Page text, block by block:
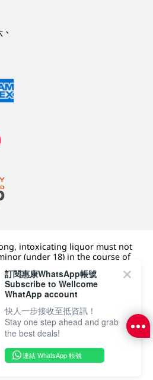
intoxicating liquor must not
(under 18) in the course of
程中，向未成年人 (18 歲以下人士)
零售集團
The Dairy Farm Company
訂閱惠康WhatsApp帳號
Subscribe to Wellcome
WhatApp account
快人一步接收至抵資訊！
Stay one step ahead and grab
the best deals!
連結 WhatsApp 帳號